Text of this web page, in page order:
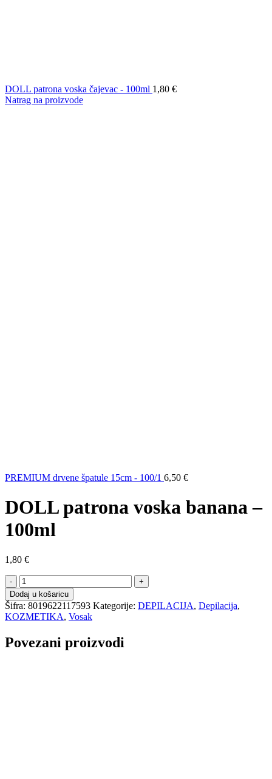
DOLL patrona voska čajevac - 100ml 1,80 €
Natrag na proizvode
PREMIUM drvene špatule 15cm - 100/1 6,50 €
DOLL patrona voska banana –
100ml
1,80 €
DOLL
patrona
voska
banana
-
količina
Dodaj u košaricu
Šifra: 8019622117593 Kategorije: DEPILACIJA, Depilacija,
KOZMETIKA, Vosak
Povezani proizvodi